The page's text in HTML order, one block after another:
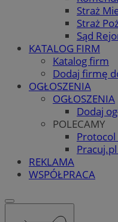
Straż
Straż
Sąd
KATALOG FIRM
Katalog firm
Dodaj firmę
OGŁOSZENIA
OGŁOSZENIA
Dodaj
POLECAMY
Protocol
REKLAMA
WSPÓŁPRACA